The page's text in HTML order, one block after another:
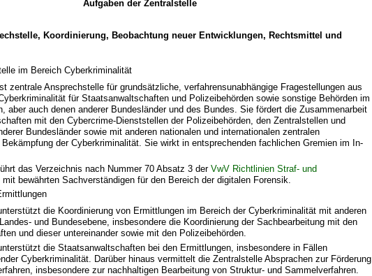
Aufgaben der Zentralstelle
Koordinierung, Beobachtung neuer Entwicklungen, Rechtsmittel und
im Bereich Cyberkriminalität
zentrale Ansprechstelle für grundsätzliche, verfahrensunabhängige Fragestellungen aus
für Staatsanwaltschaften und Polizeibehörden sowie sonstige Behörden im
aber auch denen anderer Bundesländer und des Bundes. Sie fördert die Zusammenarbeit
mit den Cybercrime-Dienststellen der Polizeibehörden, den Zentralstellen und
Bundesländer sowie mit anderen nationalen und internationalen zentralen
Bekämpfung der Cyberkriminalität. Sie wirkt in entsprechenden fachlichen Gremien im In-
das Verzeichnis nach Nummer 70 Absatz 3 der VwV Richtlinien Straf- und
mit bewährten Sachverständigen für den Bereich der digitalen Forensik.
die Koordinierung von Ermittlungen im Bereich der Cyberkriminalität mit anderen
und Bundesebene, insbesondere die Koordinierung der Sachbearbeitung mit den
und dieser untereinander sowie mit den Polizeibehörden.
die Staatsanwaltschaften bei den Ermittlungen, insbesondere in Fällen
Cyberkriminalität. Darüber hinaus vermittelt die Zentralstelle Absprachen zur Förderung
insbesondere zur nachhaltigen Bearbeitung von Struktur- und Sammelverfahren.